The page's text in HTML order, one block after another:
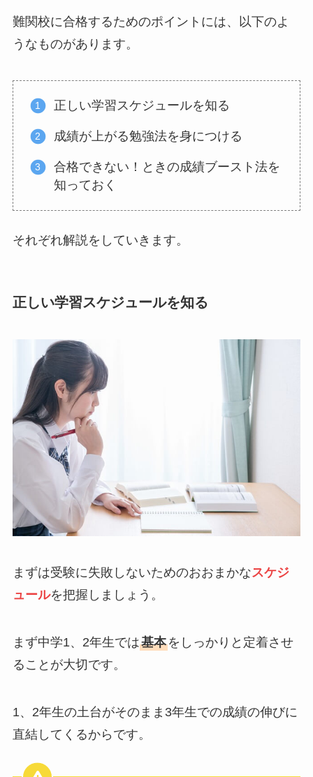
難関校に合格するためのポイントには、以下のよ
うなものがあります。
正しい学習スケジュールを知る
成績が上がる勉強法を身につける
合格できない！ときの成績ブースト法を
知っておく
それぞれ解説をしていきます。
正しい学習スケジュールを知る
まずは受験に失敗しないためのおおまかなスケジ
ュールを把握しましょう。
まず中学1、2年生では基本をしっかりと定着させ
ることが大切です。
1、2年生の土台がそのまま3年生での成績の伸びに
直結してくるからです。